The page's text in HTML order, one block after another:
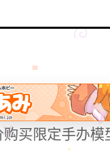
买限定手办模